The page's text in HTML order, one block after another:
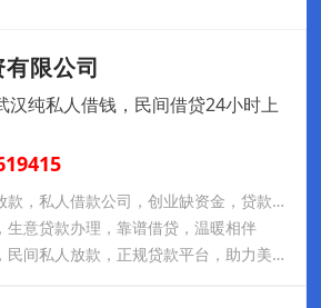
限公司
汉纯私人借钱，民间借贷24小时上
蔡甸个人借钱当天放款，私人借款公司，创业缺资金，贷款来助力
生意贷款办理，靠谱借贷，温暖相伴
应城黑户私人借钱，民间私人放款，正规贷款平台，助力美好生活